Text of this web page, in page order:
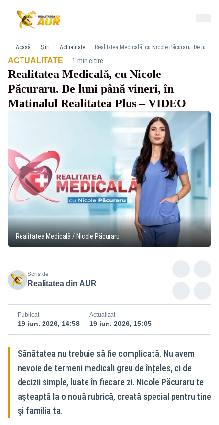
Acasă Știri Actualitate Realitatea Medicală, cu Nicole Păcuraru. De luni până vineri, în Matinalul Realitatea Plus – VIDEO
ACTUALITATE· 1 min citire
Realitatea Medicală, cu Nicole
Păcuraru. De luni până vineri, în
Matinalul Realitatea Plus – VIDEO
Realitatea Medicală / Nicole Păcuraru
Scris de
Realitatea din AUR
Publicat
19 iun. 2026, 14:58
Actualizat
19 iun. 2026, 15:05
Sănătatea nu trebuie să fie complicată. Nu avem
nevoie de termeni medicali greu de înțeles, ci de
decizii simple, luate în fiecare zi. Nicole Păcuraru te
așteaptă la o nouă rubrică, creată special pentru tine
și familia ta.